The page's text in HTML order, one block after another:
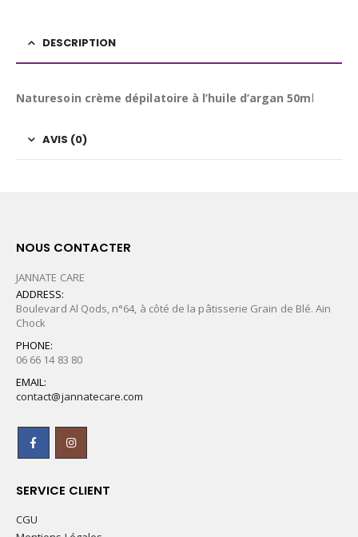
DESCRIPTION
Naturesoin crème dépilatoire à l’huile d’argan 50ml
AVIS (0)
NOUS CONTACTER
JANNATE CARE
ADDRESS:
Boulevard Al Qods, n°64, à côté de la pâtisserie Grain de Blé. Ain
Chock
PHONE:
06 66 14 83 80
EMAIL:
contact@jannatecare.com
SERVICE CLIENT
CGU